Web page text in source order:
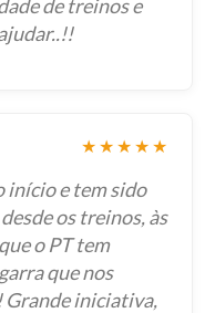
de treinos e
★★★★★
início e tem sido
os treinos, às
o PT tem
que nos
iniciativa,